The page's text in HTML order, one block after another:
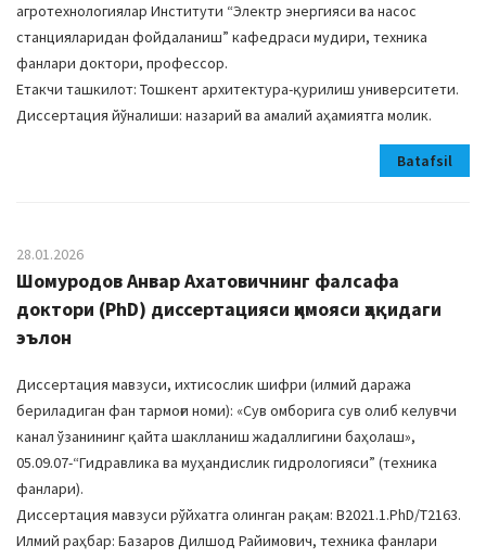
агротехнологиялар Институти “Электр энергияси ва насос
станцияларидан фойдаланиш” кафедраси мудири, техника
фанлари доктори, профессор.
Етакчи ташкилот: Тошкент архитектура-қурилиш университети.
Диссертация йўналиши: назарий ва амалий аҳамиятга молик.
Batafsil
28.01.2026
Шомуродов Анвар Ахатовичнинг фалсафа
доктори (PhD) диссертацияси ҳимояси ҳақидаги
эълон
Диссертация мавзуси, ихтисослик шифри (илмий даража
бериладиган фан тармоғи номи): «Сув омборига сув олиб келувчи
канал ўзанининг қайта шаклланиш жадаллигини баҳолаш»,
05.09.07-“Гидравлика ва муҳандислик гидрологияси” (техника
фанлари).
Диссертация мавзуси рўйхатга олинган рақам: В2021.1.PhD/Т2163.
Илмий раҳбар: Базаров Дилшод Райимович, техника фанлари